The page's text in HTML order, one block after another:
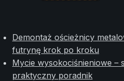
Demontaż ościeżnicy
futrynę krok po kroku
Mycie wysokociśnieniowe –
praktyczny poradnik